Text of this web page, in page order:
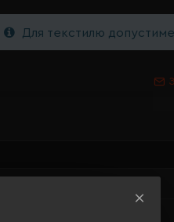
Для текстилю допустиме